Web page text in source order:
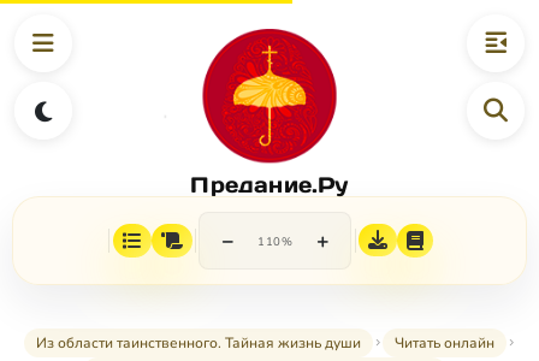
Предание.Ру
− 110% +
Из области таинственного. Тайная жизнь души
Читать онлайн